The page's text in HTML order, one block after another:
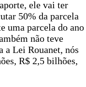
ele vai ter
50% da parcela
uma parcela do ano
não teve
a Lei Rouanet, nós
R$ 2,5 bilhões,